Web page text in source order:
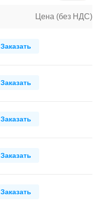
Цена (без НДС)
Заказать
Заказать
Заказать
Заказать
Заказать